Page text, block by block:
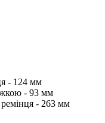
- 124 мм
- 93 мм
ремінця - 263 мм